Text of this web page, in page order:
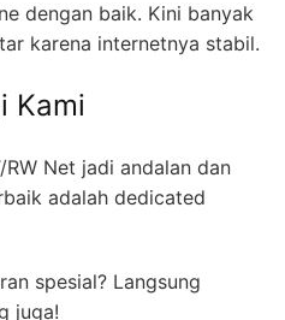
dengan baik. Kini banyak
karena internetnya stabil.
Kami
Net jadi andalan dan
adalah dedicated
spesial? Langsung
juga!